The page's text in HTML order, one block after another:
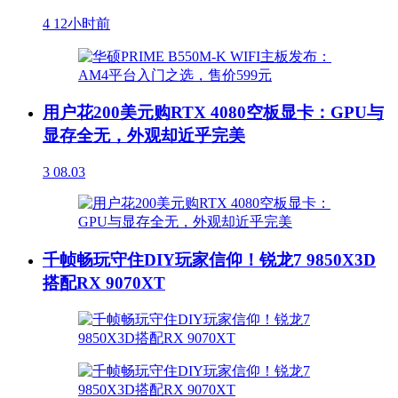
4 12小时前
用户花200美元购RTX 4080空板显卡：GPU与
显存全无，外观却近乎完美
3 08.03
千帧畅玩守住DIY玩家信仰！锐龙7 9850X3D
搭配RX 9070XT